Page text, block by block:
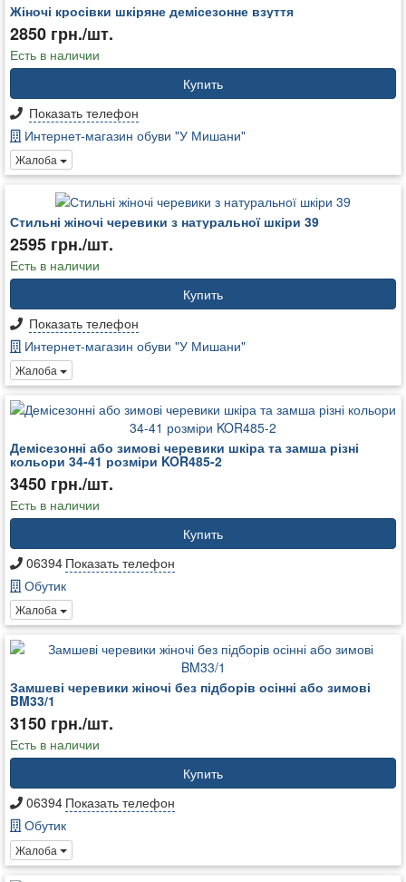
Жіночі кросівки шкіряне демісезонне взуття
2850 грн./шт.
Есть в наличии
Купить
Показать телефон
Интернет-магазин обуви "У Мишани"
Жалоба
Стильні жіночі черевики з натуральної шкіри 39
2595 грн./шт.
Есть в наличии
Купить
Показать телефон
Интернет-магазин обуви "У Мишани"
Жалоба
Демісезонні або зимові черевики шкіра та замша різні
кольори 34-41 розміри KOR485-2
3450 грн./шт.
Есть в наличии
Купить
06394 Показать телефон
Обутик
Жалоба
Замшеві черевики жіночі без підборів осінні або зимові
BM33/1
3150 грн./шт.
Есть в наличии
Купить
06394 Показать телефон
Обутик
Жалоба